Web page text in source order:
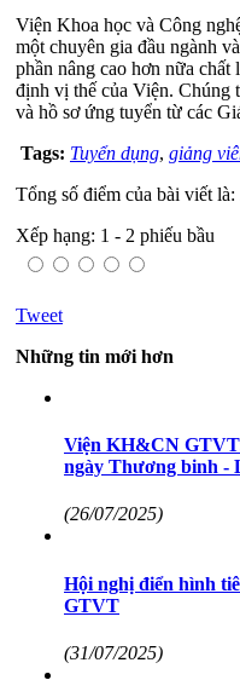
Viện Khoa học và Công
một chuyên gia đầu ngành
phần nâng cao hơn nữa
định vị thế của Viện. Chúng
và hồ sơ ứng tuyển từ các
Tags: Tuyển dụng, giảng
Tổng số điểm của bài viết
Xếp hạng: 1 - 2 phiếu bầu
Tweet
Những tin mới hơn
Viện KH&CN
ngày Thương binh -
(26/07/2025)
Hội nghị điển hình
GTVT
(31/07/2025)